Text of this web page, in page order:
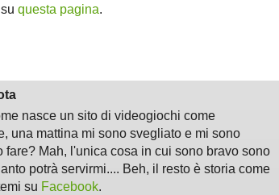
questa pagina.
nasce un sito di videogiochi come
una mattina mi sono svegliato e mi sono
fare? Mah, l'unica cosa in cui sono bravo sono
potrà servirmi.... Beh, il resto è storia come
su Facebook.